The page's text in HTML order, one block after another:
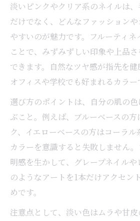
淡いピンクやクリア系のネイルは
だけでなく、どんなファッション
やすいのが魅力です。フルーティネ
ことで、みずみずしい印象や上品
できます。自然なツヤ感が指先を健
オフィスや学校でも好まれるカラー
選び方のポイントは、自分の肌の
ぶこと。例えば、ブルーベースの
ク、イエローベースの方はコーラ
カラーを意識すると失敗しません
明感を生かして、グレープネイル
のようなアートを1本だけアクセン
めです。
注意点として、淡い色はムラや甘